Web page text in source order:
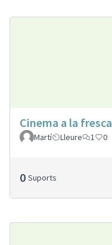
Cinema a la fresca
Martí Lleure 1 0
0 Suports